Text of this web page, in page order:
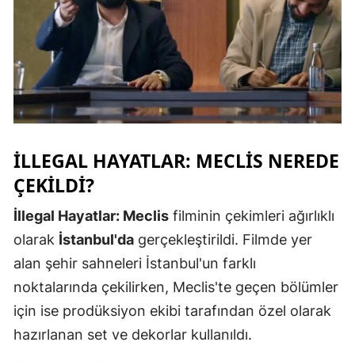
İLLEGAL HAYATLAR: MECLIS NEREDE
ÇEKILDI?
İllegal Hayatlar: Meclis filminin çekimleri ağırlıklı
olarak İstanbul'da gerçekleştirildi. Filmde yer
alan şehir sahneleri İstanbul'un farklı
noktalarında çekilirken, Meclis'te geçen bölümler
için ise prodüksiyon ekibi tarafından özel olarak
hazırlanan set ve dekorlar kullanıldı.